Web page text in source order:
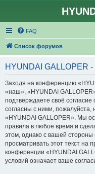
FAQ
Список форумов
HYUNDAI GALLOPER
Заходя на конференцию
«наш», «HYUNDAI
подтверждаете своё
согласны с ними, пожалуйста,
«HYUNDAI GALLOPER». Мы
правила в любое время и
этом, однако с вашей
просматривать этот текст на
конференции «HYUNDAI
условий означает ваше